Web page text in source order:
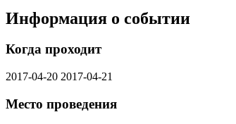
Информация о событии
Когда проходит
2017-04-20 2017-04-21
Место проведения